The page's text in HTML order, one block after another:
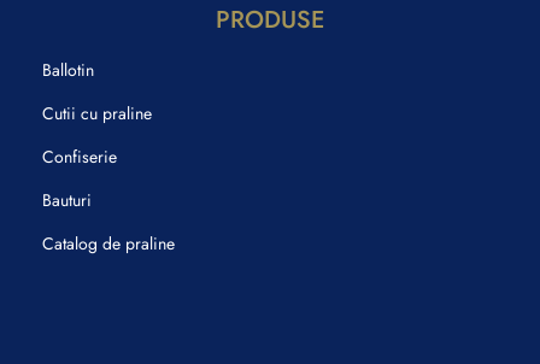
PRODUSE
Ballotin
Cutii cu praline
Confiserie
Bauturi
Catalog de praline